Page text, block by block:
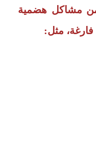
مشاكل هضمية
مثل: